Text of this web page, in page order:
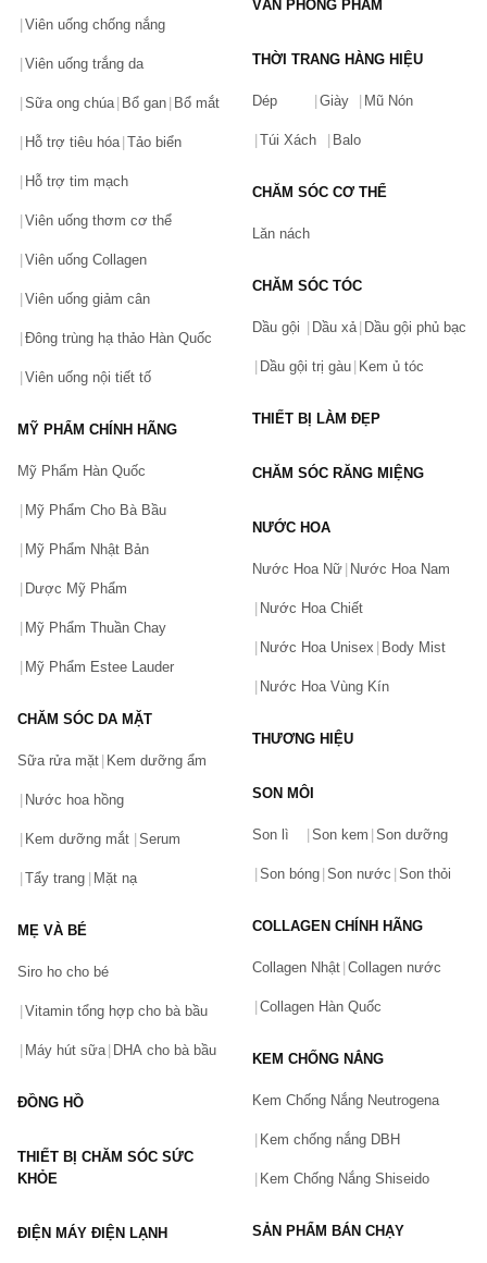
Bạn gặp vấn đề về sản phẩm hay mua hàng?
Hãy báo lỗi cho chúng tôi. Hoặc gọi cho chúng tôi qua số
Vấn đề(*)
Viên uống chống nắng
Viên uống trắng da
Sữa ong chúa Bổ gan Bổ mắt
Hỗ trợ tiêu hóa Tảo biển
Hỗ trợ tim mạch
Viên uống thơm cơ thể
Viên uống Collagen
Viên uống giảm cân
Đông trùng hạ thảo Hàn Quốc
Viên uống nội tiết tố
MỸ PHẨM CHÍNH HÃNG
Mỹ Phẩm Hàn Quốc
Mỹ Phẩm Cho Bà Bầu
Mỹ Phẩm Nhật Bản
Dược Mỹ Phẩm
Mỹ Phẩm Thuần Chay
Mỹ Phẩm Estee Lauder
CHĂM SÓC DA MẶT
Sữa rửa mặt Kem dưỡng ẩm
Nước hoa hồng
Kem dưỡng mắt Serum
Tẩy trang Mặt nạ
MẸ VÀ BÉ
Siro ho cho bé
Vitamin tổng hợp cho bà bầu
Máy hút sữa DHA cho bà bầu
ĐỒNG HỒ
THIẾT BỊ CHĂM SÓC SỨC
KHỎE
ĐIỆN MÁY ĐIỆN LẠNH
VĂN PHÒNG PHẨM
THỜI TRANG HÀNG HIỆU
Dép Giày Mũ Nón
Túi Xách Balo
CHĂM SÓC CƠ THỂ
Lăn nách
CHĂM SÓC TÓC
Dầu gội Dầu xả Dầu gội phủ bạc
Dầu gội trị gàu Kem ủ tóc
THIẾT BỊ LÀM ĐẸP
CHĂM SÓC RĂNG MIỆNG
NƯỚC HOA
Nước Hoa Nữ Nước Hoa Nam
Nước Hoa Chiết
Nước Hoa Unisex Body Mist
Nước Hoa Vùng Kín
THƯƠNG HIỆU
SON MÔI
Son lì Son kem Son dưỡng
Son bóng Son nước Son thỏi
COLLAGEN CHÍNH HÃNG
Collagen Nhật Collagen nước
Collagen Hàn Quốc
KEM CHỐNG NẮNG
Kem Chống Nắng Neutrogena
Kem chống nắng DBH
Kem Chống Nắng Shiseido
SẢN PHẨM BÁN CHẠY